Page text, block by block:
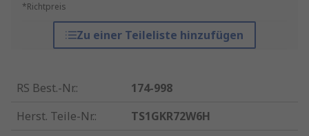
*Richtpreis
Zu einer Teileliste hinzufügen
RS Best.-Nr.:
174-998
Herst. Teile-Nr.:
TS1GKR72W6H